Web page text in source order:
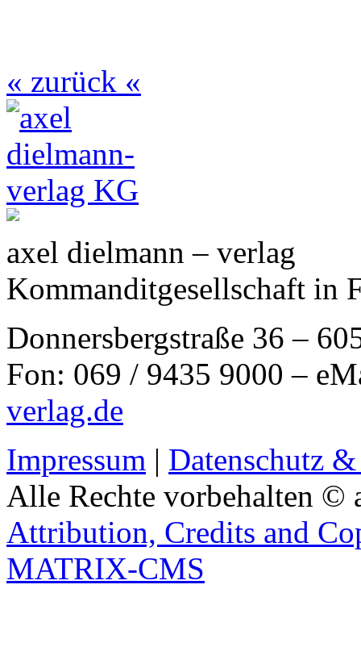
« zurück «
axel dielmann – verlag
Kommanditgesellschaft in
Donnersbergstraße 36 –
Fon: 069 / 9435 9000 –
verlag.de
Impressum | Datenschutz
Alle Rechte vorbehalten ©
Attribution, Credits and
MATRIX-CMS